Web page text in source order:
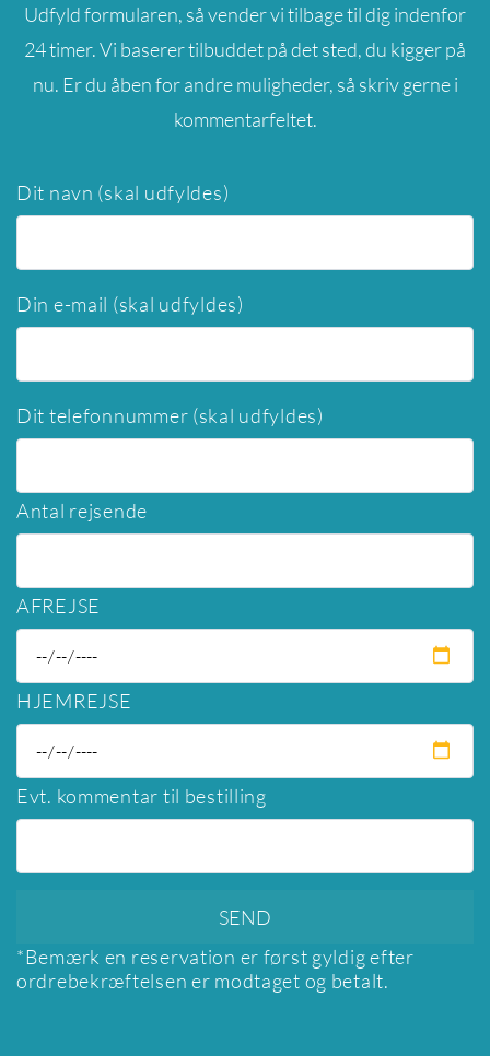
Udfyld formularen, så vender vi tilbage til dig indenfor
24 timer. Vi baserer tilbuddet på det sted, du kigger på
nu. Er du åben for andre muligheder, så skriv gerne i
kommentarfeltet.
Dit navn (skal udfyldes)
Din e-mail (skal udfyldes)
Dit telefonnummer (skal udfyldes)
Antal rejsende
AFREJSE
HJEMREJSE
Evt. kommentar til bestilling
*Bemærk en reservation er først gyldig efter
ordrebekræftelsen er modtaget og betalt.